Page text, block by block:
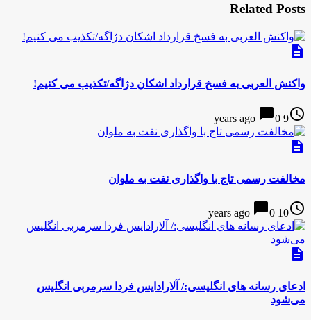
Related Posts
description
واکنش العربی به فسخ قرارداد اشکان دژاگه/تکذیب می کنیم!
access_time
9 years ago
chat_bubble0
description
مخالفت رسمی تاج با واگذاری نفت به ملوان
access_time
10 years ago
chat_bubble0
description
ادعای رسانه های انگلیسی:/ آلارادایس فردا سرمربی انگلیس
می‌شود